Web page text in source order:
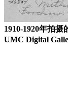
1910-1920年拍摄
UMC Digital